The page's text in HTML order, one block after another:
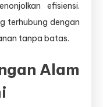
efisiensi.
terhubung dengan
tanpa batas.
Alam